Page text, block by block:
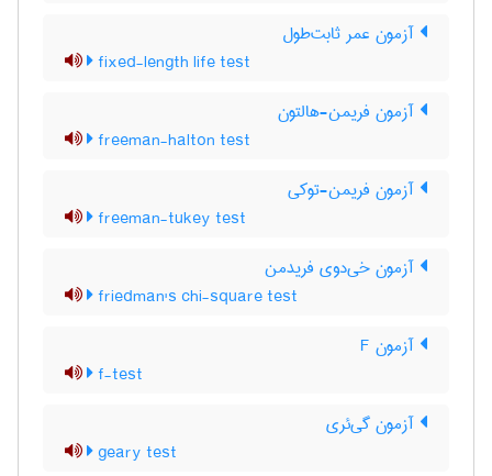
آزمون عمر ثابت‌طول
fixed-length life test
آزمون فریمن-هالتون
freeman-halton test
آزمون فریمن-توکی
freeman-tukey test
آزمون خی‌دوی فریدمن
friedman's chi-square test
آزمون F
f-test
آزمون گی‌ئری
geary test